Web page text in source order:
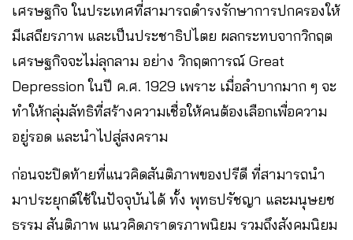
เศรษฐกิจ ในประเทศที่สามารถดำรงรักษาการปกครองให้
มีเสถียรภาพ และเป็นประชาธิปไตย ผลกระทบจากวิกฤต
เศรษฐกิจจะไม่ลุกลาม อย่าง วิกฤตการณ์ Great
Depression ในปี ค.ศ. 1929 เพราะ เมื่อลำบากมาก ๆ จะ
ทำให้กลุ่มลัทธิที่สร้างความเชื่อให้คนต้องเลือกเพื่อความ
อยู่รอด และนำไปสู่สงคราม
ก่อนจะปิดท้ายที่แนวคิดสันติภาพของปรีดี ที่สามารถนำ
มาประยุกต์ใช้ในปัจจุบันได้ ทั้ง พุทธปรัชญา และมนุษยช
ธรรม สันติภาพ แนวคิดภราดรภาพนิยม รวมถึงสังคมนิยม